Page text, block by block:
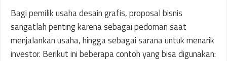
Bagi pemilik usaha desain grafis, proposal bisnis
sangatlah penting karena sebagai pedoman saat
menjalankan usaha, hingga sebagai sarana untuk menarik
investor. Berikut ini beberapa contoh yang bisa digunakan: